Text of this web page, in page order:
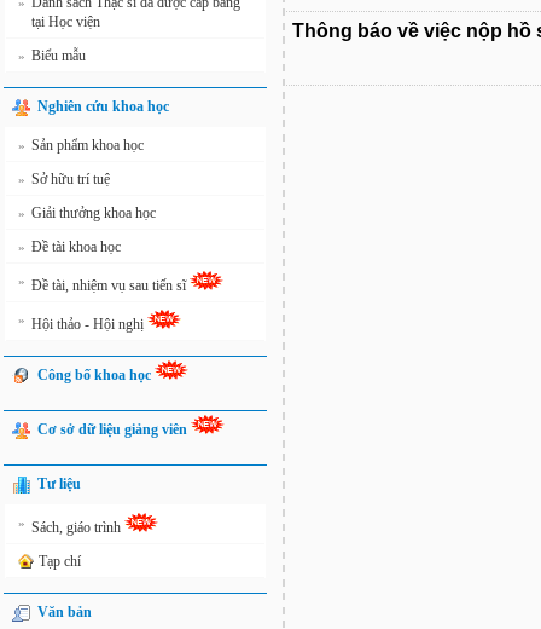
tại Học viện
» Biểu mẫu
Nghiên cứu khoa học
» Sản phẩm khoa học
» Sở hữu trí tuệ
» Giải thưởng khoa học
» Đề tài khoa học
» Đề tài, nhiệm vụ sau tiến sĩ
» Hội thảo - Hội nghị
Công bố khoa học
Cơ sở dữ liệu giảng viên
Tư liệu
» Sách, giáo trình
Tạp chí
Văn bản
Thông báo về việc nộp hồ